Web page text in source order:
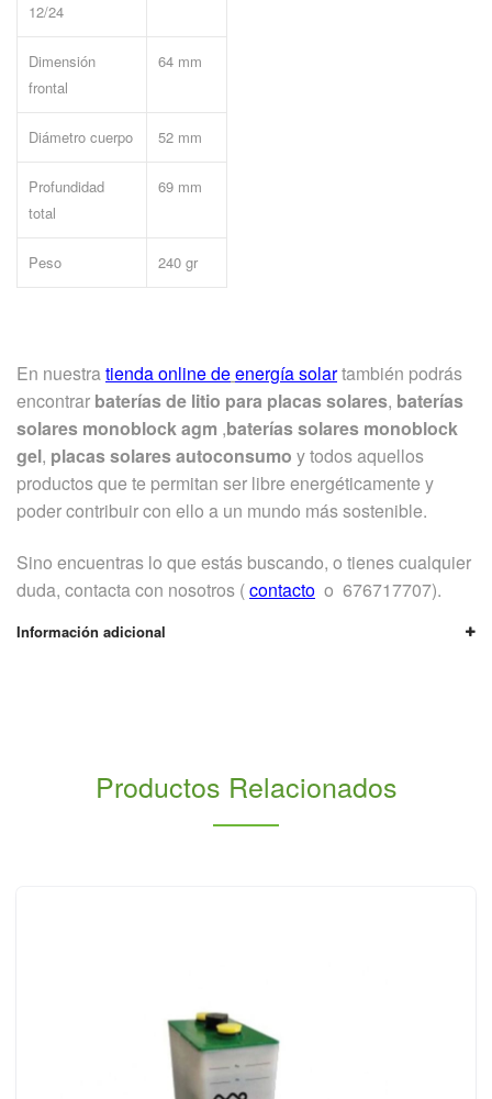
12/24
Dimensión
frontal
64 mm
Diámetro cuerpo 52 mm
Profundidad
total
69 mm
Peso 240 gr
En nuestratienda online deenergía solartambién podrás
encontrar baterías de litio para placas solares, baterías
solares monoblock agm ,baterías solares monoblock
gel, placas solares autoconsumo y todos aquellos
productos que te permitan ser libre energéticamente y
poder contribuir con ello a un mundo más sostenible.
Sino encuentras lo que estás buscando, o tienes cualquier
duda, contacta con nosotros (contacto o 676717707).
Información adicional
Productos Relacionados